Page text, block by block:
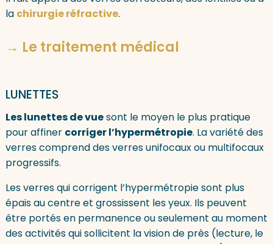
la chirurgie réfractive.
→ Le traitement médical
LUNETTES
Les lunettes de vuesont le moyen le plus pratique
pour affiner corriger l’hypermétropie. La variété des
verres comprend des verres unifocaux ou multifocaux
progressifs.
Les verres qui corrigent l’hypermétropie sont plus
épais au centre et grossissent les yeux. Ils peuvent
être portés en permanence ou seulement au moment
des activités qui sollicitent la vision de près (lecture, le